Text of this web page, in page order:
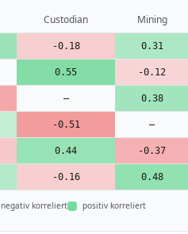
Custodian Mining
-0.18 0.31
0.55 -0.12
— 0.38
-0.51 —
0.44 -0.37
-0.16 0.48
negativ korreliert positiv korreliert